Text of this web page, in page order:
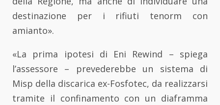
destinazione per i rifiuti tenorm con
amianto».
«La prima ipotesi di Eni Rewind – spiega
l’assessore – prevederebbe un sistema di
Misp della discarica ex-Fosfotec, da realizzarsi
tramite il confinamento con un diaframma